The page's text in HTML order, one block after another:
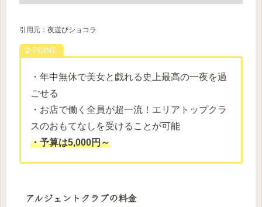
引用元：夜遊びショコラ
・年中無休で美女と戯れる史上最高の一夜を過
ごせる
・お店で働く全員が超一流！エリアトップクラ
スのおもてなしを受けることが可能
・予算は5,000円～
アルジェントクラブの料金